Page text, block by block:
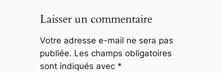
Laisser un commentaire
Votre adresse e-mail ne sera pas
publiée. Les champs obligatoires
sont indiqués avec *